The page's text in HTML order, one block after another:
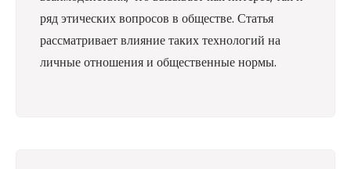
ряд этических вопросов в обществе. Статья
рассматривает влияние таких технологий на
личные отношения и общественные нормы.